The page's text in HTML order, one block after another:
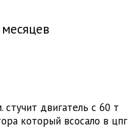
стучит двигатель с 60 т
который всосало в цпг